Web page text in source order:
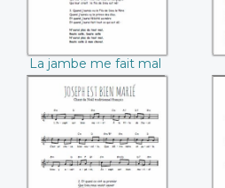
La jambe me fait mal
Joseph est bien
marié